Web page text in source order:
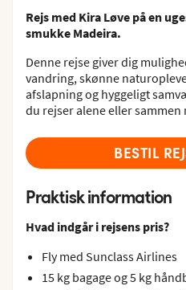
Rejs med Kira Løve på en
smukke Madeira.
Denne rejse giver dig
vandring, skønne
afslapning og hyggeligt
du rejser alene eller sammen
BESTIL
Praktisk information
Hvad indgår i rejsens pris?
Fly med Sunclass Airlines
15 kg bagage og 5 kg